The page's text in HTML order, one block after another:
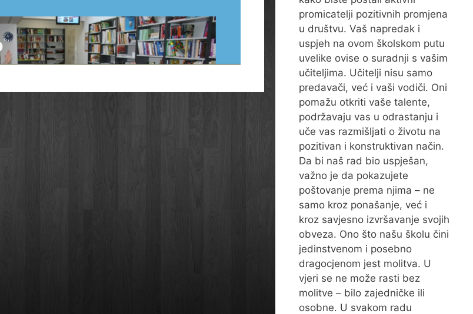
promicatelji pozitivnih promjena
u društvu. Vaš napredak i
uspjeh na ovom školskom putu
uvelike ovise o suradnji s vašim
učiteljima. Učitelji nisu samo
predavači, već i vaši vodiči. Oni
pomažu otkriti vaše talente,
podržavaju vas u odrastanju i
uče vas razmišljati o životu na
pozitivan i konstruktivan način.
Da bi naš rad bio uspješan,
važno je da pokazujete
poštovanje prema njima – ne
samo kroz ponašanje, već i
kroz savjesno izvršavanje svojih
obveza. Ono što našu školu čini
jedinstvenom i posebno
dragocjenom jest molitva. U
vjeri se ne može rasti bez
molitve – bilo zajedničke ili
osobne. U svakom radu